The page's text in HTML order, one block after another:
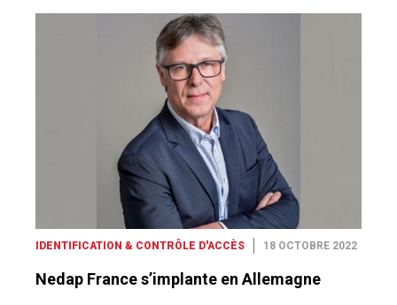
IDENTIFICATION & CONTRÔLE D'ACCÈS 18 OCTOBRE 2022
Nedap France s’implante en Allemagne